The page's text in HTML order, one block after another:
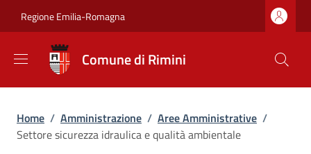
Regione Emilia-Romagna
Comune di Rimini
Briciole di pane
Home / Amministrazione / Aree Amministrative /
Settore sicurezza idraulica e qualità ambientale